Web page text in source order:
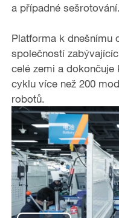
a případné sešrotování.
Platforma k dnešnímu
společností
celé zemi a
cyklu více než 200
robotů.